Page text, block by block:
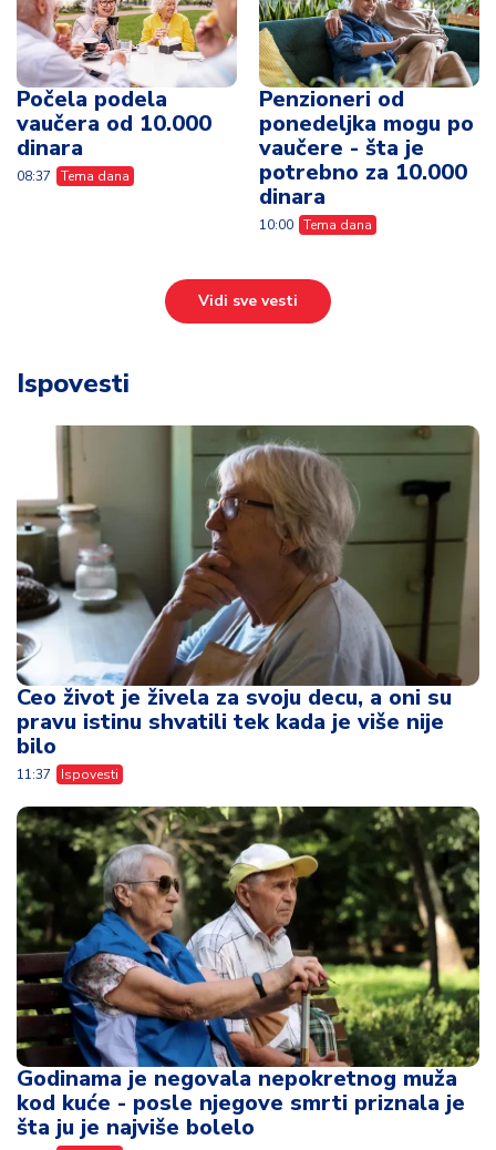
Počela podela
vaučera od 10.000
dinara
08:37 Tema dana
Penzioneri od
ponedeljka mogu po
vaučere - šta je
potrebno za 10.000
dinara
10:00 Tema dana
Vidi sve vesti
Ispovesti
Ceo život je živela za svoju decu, a oni su
pravu istinu shvatili tek kada je više nije
bilo
11:37 Ispovesti
Godinama je negovala nepokretnog muža
kod kuće - posle njegove smrti priznala je
šta ju je najviše bolelo